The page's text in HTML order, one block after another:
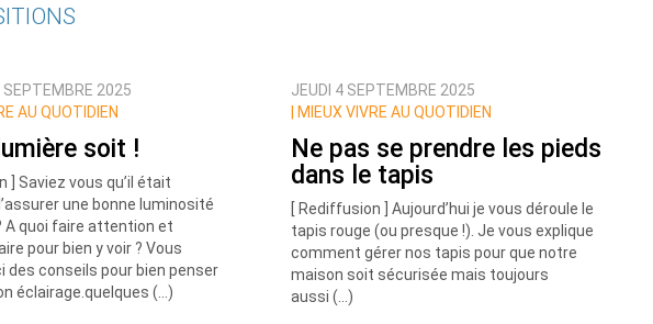
publié)
votre commentaire ici
SEPTEMBRE 2025
AU QUOTIDIEN
soit !
] Saviez vous qu’il était
une bonne luminosité
A quoi faire attention et
pour bien y voir ? Vous
des conseils pour bien penser
éclairage.quelques (…)
JEUDI 4 SEPTEMBRE 2025
MIEUX VIVRE AU QUOTIDIEN
Ne pas se prendre les pieds
dans le tapis
[ Rediffusion ] Aujourd’hui je vous déroule le
tapis rouge (ou presque !). Je vous explique
comment gérer nos tapis pour que notre
maison soit sécurisée mais toujours
aussi (…)